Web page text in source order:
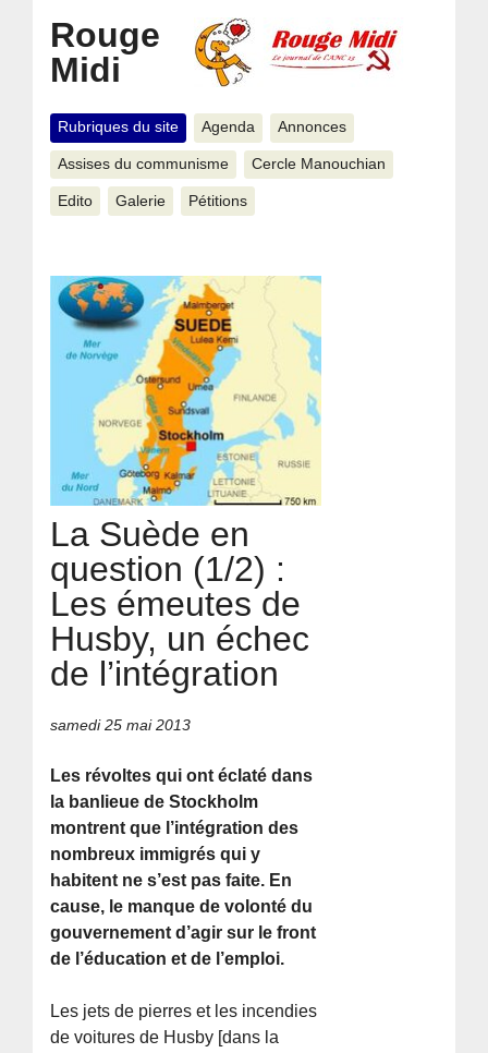
Rouge
Midi
Rubriques du site Agenda Annonces
Assises du communisme Cercle Manouchian
Edito Galerie Pétitions
La Suède en
question (1/2) :
Les émeutes de
Husby, un échec
de l’intégration
samedi 25 mai 2013
Les révoltes qui ont éclaté dans
la banlieue de Stockholm
montrent que l’intégration des
nombreux immigrés qui y
habitent ne s’est pas faite. En
cause, le manque de volonté du
gouvernement d’agir sur le front
de l’éducation et de l’emploi.
Les jets de pierres et les incendies
de voitures de Husby [dans la